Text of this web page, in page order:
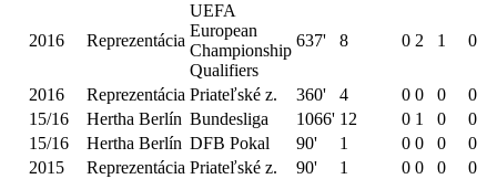
2016 Reprezentácia
UEFA
European
Championship
Qualifiers
637' 8 0 2 1 0
2016 Reprezentácia Priateľské z. 360' 4 0 0 0
0
15/16
Hertha Berlín Bundesliga 1066' 12 0 1 0
0
15/16
Hertha Berlín DFB Pokal 90' 1 0 0 0
0
2015
Reprezentácia Priateľské z. 90' 1 0 0 0
0